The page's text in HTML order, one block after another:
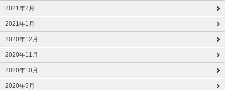
2021年2月
2021年1月
2020年12月
2020年11月
2020年10月
2020年9月